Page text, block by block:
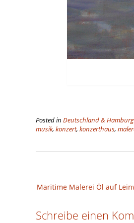
Posted in Deutschland & Hamburg
musik, konzert, konzerthaus,
Maritime Malerei Öl auf
Schreibe einen